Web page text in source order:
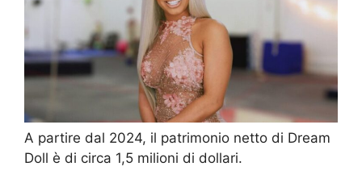
A partire dal 2024, il patrimonio netto di Dream
Doll è di circa 1,5 milioni di dollari.